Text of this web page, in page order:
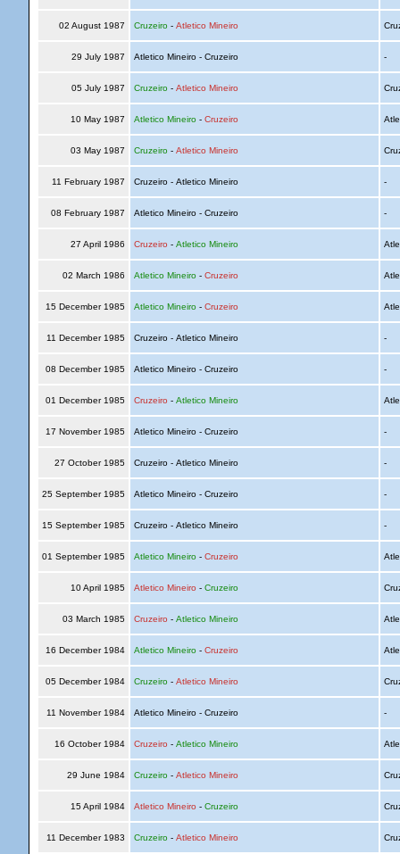
02 August 1987 Cruzeiro- Atletico Mineiro
29 July 1987 Atletico Mineiro - Cruzeiro -
05 July 1987 Cruzeiro- Atletico Mineiro
10 May 1987 Atletico Mineiro- Cruzeiro
03 May 1987 Cruzeiro- Atletico Mineiro
11 February 1987 Cruzeiro - Atletico Mineiro -
08 February 1987 Atletico Mineiro - Cruzeiro -
27 April 1986 Cruzeiro - Atletico Mineiro
02 March 1986 Atletico Mineiro- Cruzeiro
15 December 1985 Atletico Mineiro- Cruzeiro
11 December 1985 Cruzeiro - Atletico Mineiro -
08 December 1985 Atletico Mineiro - Cruzeiro -
01 December 1985 Cruzeiro - Atletico Mineiro
17 November 1985 Atletico Mineiro - Cruzeiro -
27 October 1985 Cruzeiro - Atletico Mineiro -
25 September 1985 Atletico Mineiro - Cruzeiro -
15 September 1985 Cruzeiro - Atletico Mineiro -
01 September 1985 Atletico Mineiro- Cruzeiro
10 April 1985 Atletico Mineiro - Cruzeiro
03 March 1985 Cruzeiro - Atletico Mineiro
16 December 1984 Atletico Mineiro- Cruzeiro
05 December 1984 Cruzeiro- Atletico Mineiro
11 November 1984 Atletico Mineiro - Cruzeiro -
16 October 1984 Cruzeiro - Atletico Mineiro
29 June 1984 Cruzeiro- Atletico Mineiro
15 April 1984 Atletico Mineiro - Cruzeiro
11 December 1983 Cruzeiro- Atletico Mineiro